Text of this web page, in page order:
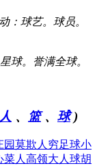
：球艺。球员。
球。誉满全球。
人 、 篮、 球)
园莫欺人穷足球小
菜人 高领大人 球胡